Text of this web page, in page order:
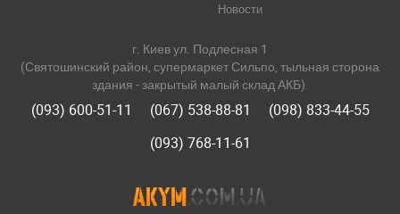
Новости
г. Киев ул. Подлесная 1
(Святошинский район, супермаркет Сильпо, тыльная сторона
здания - закрытый малый склад АКБ).
(093) 600-51-11 (067) 538-88-81
(098) 833-44-55
(093) 768-11-61